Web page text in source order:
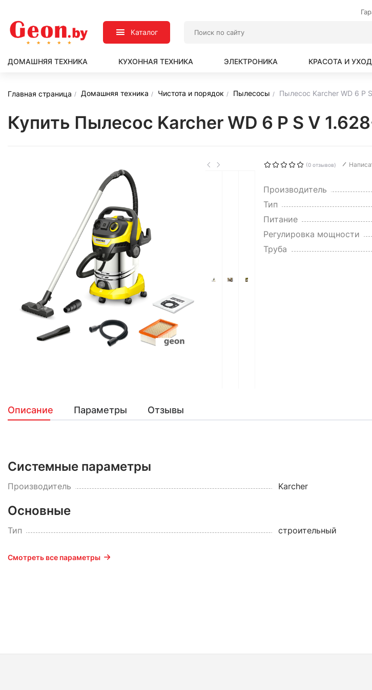
Каталог
ДОМАШНЯЯ ТЕХНИКА КУХОННАЯ ТЕХНИКА ЭЛЕКТРОНИКА КРАСОТА И УХОД
Главная страница Домашняя техника Чистота и порядок Пылесосы Пылесос Karcher WD 6 P
Купить Пылесос Karcher WD 6 P S V
(0 отзывов)
Производитель
Тип
Питание
Регулировка мощности
Труба
Описание Параметры Отзывы
Системные параметры
Производитель Karcher
Основные
Тип строительный
Смотреть все параметры